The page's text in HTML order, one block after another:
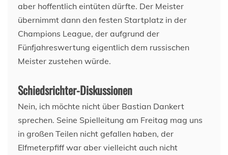
aber hoffentlich eintüten dürfte. Der Meister
übernimmt dann den festen Startplatz in der
Champions League, der aufgrund der
Fünfjahreswertung eigentlich dem russischen
Meister zustehen würde.
Schiedsrichter-Diskussionen
Nein, ich möchte nicht über Bastian Dankert
sprechen. Seine Spielleitung am Freitag mag uns
in großen Teilen nicht gefallen haben, der
Elfmeterpfiff war aber vielleicht auch nicht